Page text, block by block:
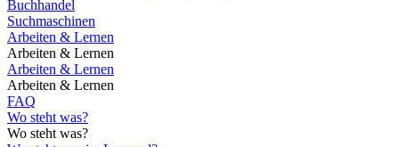
Buchhandel
Suchmaschinen
Arbeiten & Lernen
Arbeiten & Lernen
Arbeiten & Lernen
Arbeiten & Lernen
FAQ
Wo steht was?
Wo steht was?